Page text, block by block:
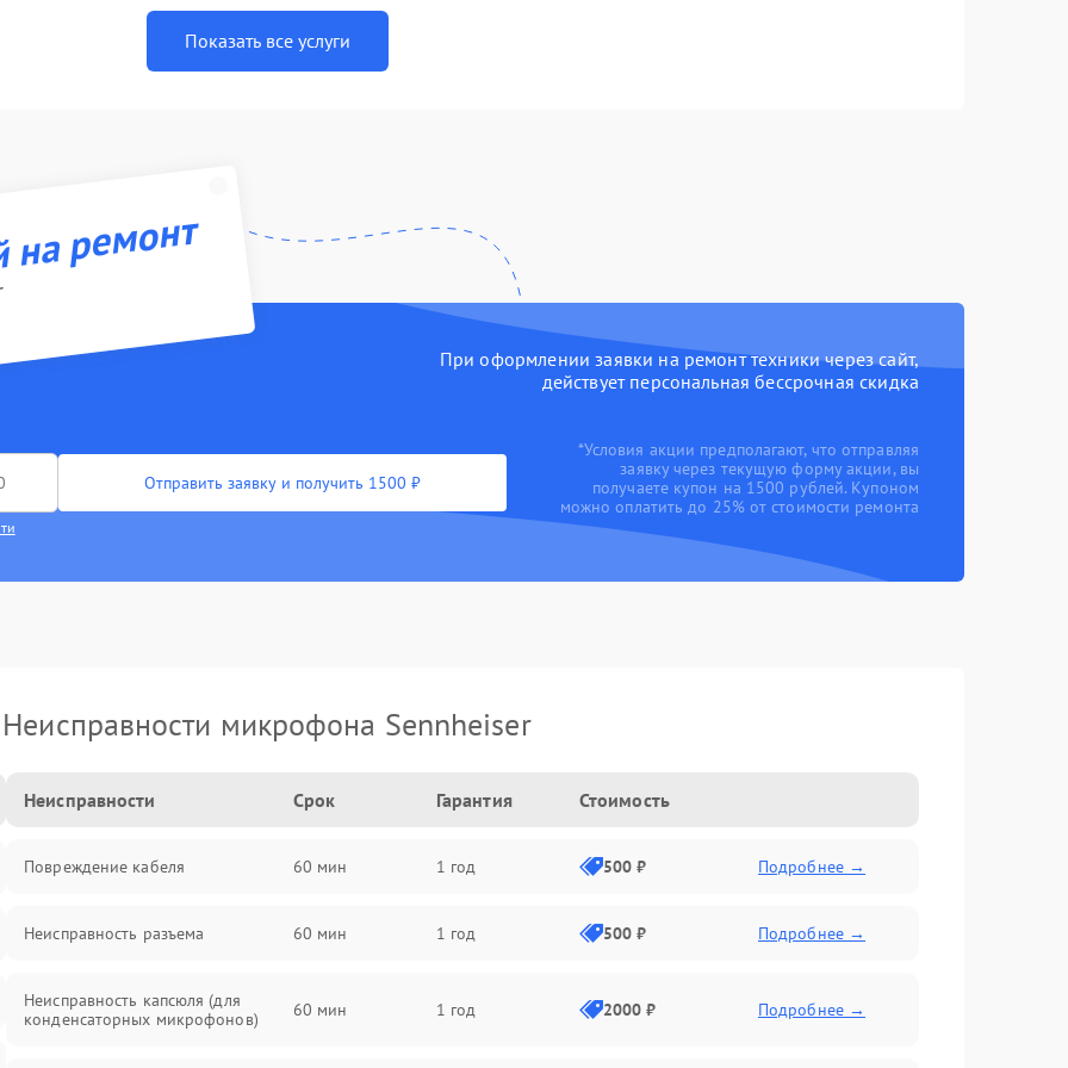
Показать все услуги
ремонт
При оформлении заявки на ремонт техники через сайт,
действует персональная бессрочная скидка
Отправить заявку и получить 1500 ₽
*Условия акции предполагают, что отправляя
заявку через текущую форму акции, вы
получаете купон на 1500 рублей. Купоном
можно оплатить до 25% от стоимости ремонта
Неисправности микрофона Sennheiser
Неисправности Срок Гарантия Стоимость
Повреждение кабеля 60 мин 1 год 500 ₽ Подробнее →
Неисправность разъема 60 мин 1 год 500 ₽ Подробнее →
Неисправность капсюля (для
конденсаторных микрофонов)
60 мин 1 год 2000 ₽ Подробнее →